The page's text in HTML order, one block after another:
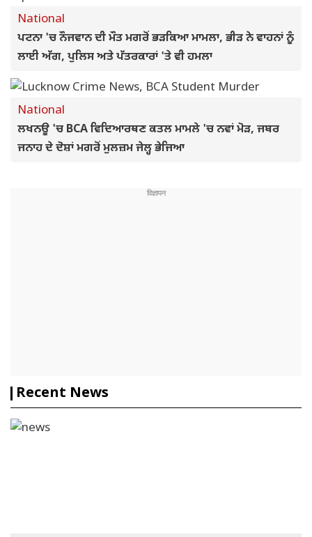
National
ਪਟਨਾ 'ਚ ਨੌਜਵਾਨ ਦੀ ਮੌਤ ਮਗਰੋਂ ਭੜਕਿਆ ਮਾਮਲਾ, ਭੀੜ ਨੇ ਵਾਹਨਾਂ ਨੂੰ
ਲਾਈ ਅੱਗ, ਪੁਲਿਸ ਅਤੇ ਪੱਤਰਕਾਰਾਂ 'ਤੇ ਵੀ ਹਮਲਾ
National
ਲਖਨਊ 'ਚ BCA ਵਿਦਿਆਰਥਣ ਕਤਲ ਮਾਮਲੇ 'ਚ ਨਵਾਂ ਮੋੜ, ਜਬਰ
ਜਨਾਹ ਦੇ ਦੋਸ਼ਾਂ ਮਗਰੋਂ ਮੁਲਜ਼ਮ ਜੇਲ੍ਹ ਭੇਜਿਆ
Recent News